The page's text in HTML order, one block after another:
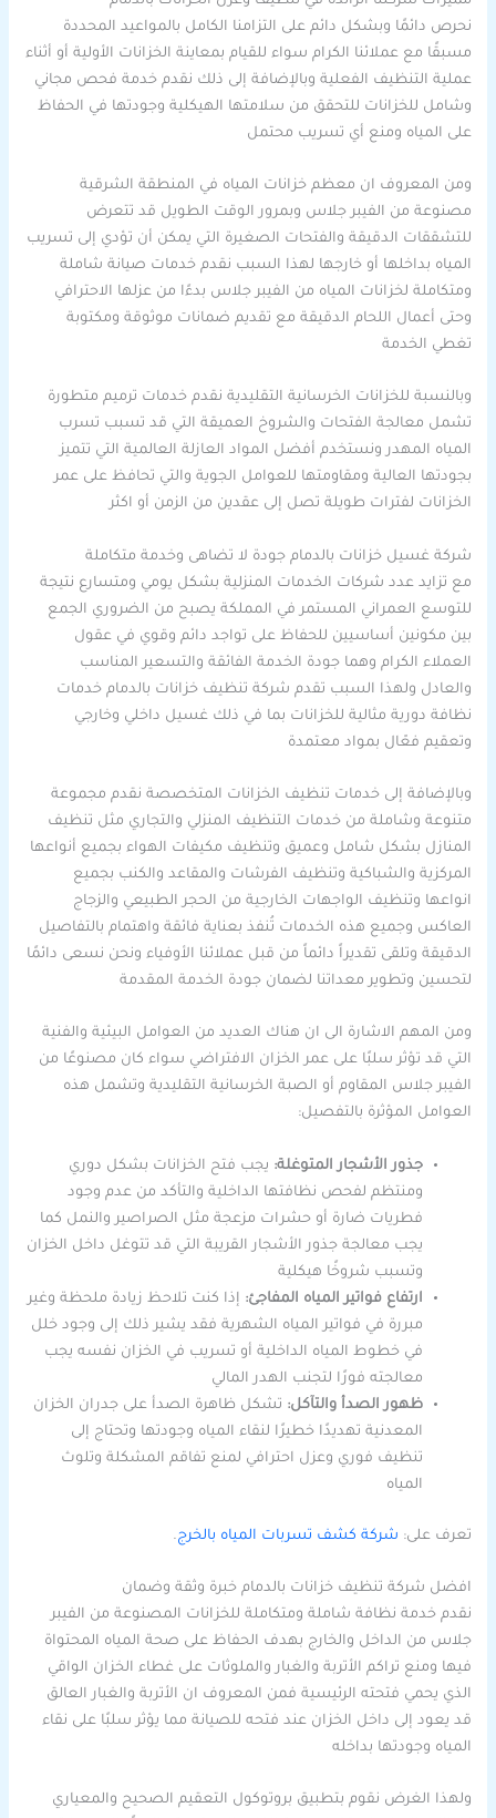
نحرص دائمًا وبشكل دائم على التزامنا الكامل بالمواعيد المحددة
مسبقًا مع عملائنا الكرام سواء للقيام بمعاينة الخزانات الأولية أو أثناء
عملية التنظيف الفعلية وبالإضافة إلى ذلك نقدم خدمة فحص مجاني
وشامل للخزانات للتحقق من سلامتها الهيكلية وجودتها في الحفاظ
على المياه ومنع أي تسريب محتمل
ومن المعروف ان معظم خزانات المياه في المنطقة الشرقية
مصنوعة من الفيبر جلاس وبمرور الوقت الطويل قد تتعرض
للتشققات الدقيقة والفتحات الصغيرة التي يمكن أن تؤدي إلى تسريب
المياه بداخلها أو خارجها لهذا السبب نقدم خدمات صيانة شاملة
ومتكاملة لخزانات المياه من الفيبر جلاس بدءًا من عزلها الاحترافي
وحتى أعمال اللحام الدقيقة مع تقديم ضمانات موثوقة ومكتوبة
تغطي الخدمة
وبالنسبة للخزانات الخرسانية التقليدية نقدم خدمات ترميم متطورة
تشمل معالجة الفتحات والشروخ العميقة التي قد تسبب تسرب
المياه المهدر ونستخدم أفضل المواد العازلة العالمية التي تتميز
بجودتها العالية ومقاومتها للعوامل الجوية والتي تحافظ على عمر
الخزانات لفترات طويلة تصل إلى عقدين من الزمن أو اكثر
شركة غسيل خزانات بالدمام جودة لا تضاهى وخدمة متكاملة
مع تزايد عدد شركات الخدمات المنزلية بشكل يومي ومتسارع نتيجة
للتوسع العمراني المستمر في المملكة يصبح من الضروري الجمع
بين مكونين أساسيين للحفاظ على تواجد دائم وقوي في عقول
العملاء الكرام وهما جودة الخدمة الفائقة والتسعير المناسب
والعادل ولهذا السبب تقدم شركة تنظيف خزانات بالدمام خدمات
نظافة دورية مثالية للخزانات بما في ذلك غسيل داخلي وخارجي
وتعقيم فعّال بمواد معتمدة
وبالإضافة إلى خدمات تنظيف الخزانات المتخصصة نقدم مجموعة
متنوعة وشاملة من خدمات التنظيف المنزلي والتجاري مثل تنظيف
المنازل بشكل شامل وعميق وتنظيف مكيفات الهواء بجميع أنواعها
المركزية والشباكية وتنظيف الفرشات والمقاعد والكنب بجميع
انواعها وتنظيف الواجهات الخارجية من الحجر الطبيعي والزجاج
العاكس وجميع هذه الخدمات تُنفذ بعناية فائقة واهتمام بالتفاصيل
الدقيقة وتلقى تقديراً دائماً من قبل عملائنا الأوفياء ونحن نسعى دائمًا
لتحسين وتطوير معداتنا لضمان جودة الخدمة المقدمة
ومن المهم الاشارة الى ان هناك العديد من العوامل البيئية والفنية
التي قد تؤثر سلبًا على عمر الخزان الافتراضي سواء كان مصنوعًا من
الفيبر جلاس المقاوم أو الصبة الخرسانية التقليدية وتشمل هذه
العوامل المؤثرة بالتفصيل:
جذور الأشجار المتوغلة: يجب فتح الخزانات بشكل دوري
ومنتظم لفحص نظافتها الداخلية والتأكد من عدم وجود
فطريات ضارة أو حشرات مزعجة مثل الصراصير والنمل كما
يجب معالجة جذور الأشجار القريبة التي قد تتوغل داخل الخزان
وتسبب شروخًا هيكلية
ارتفاع فواتير المياه المفاجئ: إذا كنت تلاحظ زيادة ملحظة وغير
مبررة في فواتير المياه الشهرية فقد يشير ذلك إلى وجود خلل
في خطوط المياه الداخلية أو تسريب في الخزان نفسه يجب
معالجته فورًا لتجنب الهدر المالي
ظهور الصدأ والتآكل: تشكل ظاهرة الصدأ على جدران الخزان
المعدنية تهديدًا خطيرًا لنقاء المياه وجودتها وتحتاج إلى
تنظيف فوري وعزل احترافي لمنع تفاقم المشكلة وتلوث
المياه
تعرف على: شركة كشف تسربات المياه بالخرج.
افضل شركة تنظيف خزانات بالدمام خبرة وثقة وضمان
نقدم خدمة نظافة شاملة ومتكاملة للخزانات المصنوعة من الفيبر
جلاس من الداخل والخارج بهدف الحفاظ على صحة المياه المحتواة
فيها ومنع تراكم الأتربة والغبار والملوثات على غطاء الخزان الواقي
الذي يحمي فتحته الرئيسية فمن المعروف ان الأتربة والغبار العالق
قد يعود إلى داخل الخزان عند فتحه للصيانة مما يؤثر سلبًا على نقاء
المياه وجودتها بداخله
ولهذا الغرض نقوم بتطبيق بروتوكول التعقيم الصحيح والمعياري